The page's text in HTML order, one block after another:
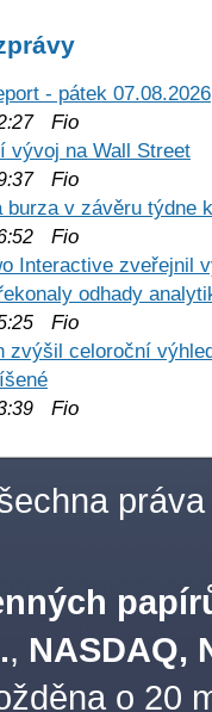
- pátek 07.08.2026
Fio
vývoj na Wall Street
Fio
burza v závěru týdne
Fio
Interactive zveřejnil
odhady
Fio
zvýšil celoroční
Fio
práva
, NASDAQ,
o 20